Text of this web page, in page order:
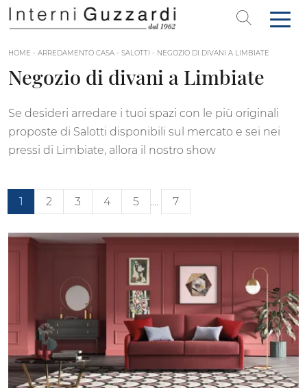
HOME - ARREDAMENTO CASA - SALOTTI - NEGOZIO DI DIVANI A LIMBIATE
Negozio di divani a Limbiate
Se desideri arredare i tuoi spazi con le più originali
proposte di Salotti disponibili sul mercato e sei nei
pressi di Limbiate, allora il nostro show
1 2 3 4 5 .... 7